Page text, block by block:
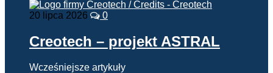
20 lipca 2026 0
Creotech – projekt ASTRAL
Wcześniejsze artykuły